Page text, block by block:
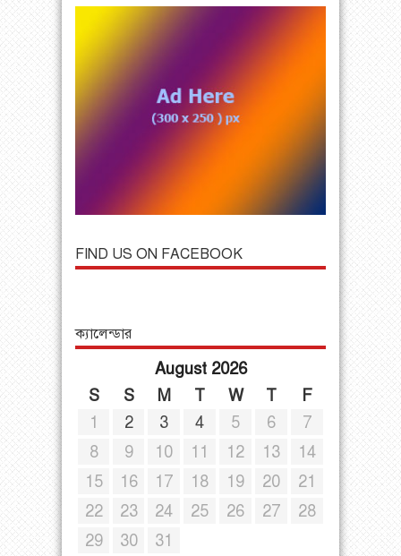
FIND US ON FACEBOOK
ক্যালেন্ডার
August 2026
S
S M T W T
F
1
2 3 4 5 6
7
8
9 10 11 12 13
14
15
16 17 18 19 20
21
22
23 24 25 26 27
28
29
30
31